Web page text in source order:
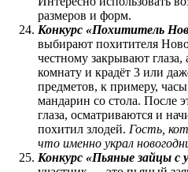
размеров и форм.
Конкурс «Похититель
выбирают похитителя
честному закрывают глаза,
комнату и крадёт 3 или
предметов, к примеру,
мандарин со стола. После
глаза, осматриваются и
похитил злодей. Гость,
что именно украл
Конкурс «Пьяные зайцы с